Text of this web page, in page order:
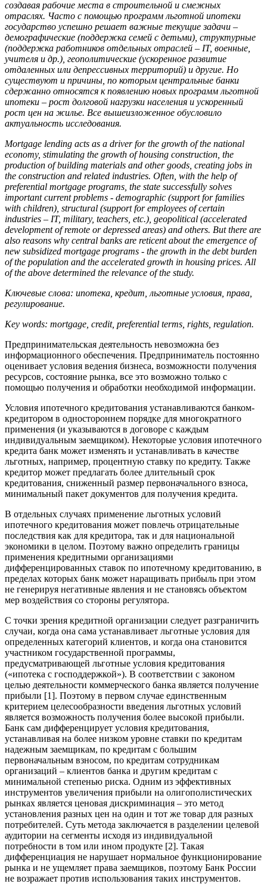
создавая рабочие места в строительной и смежных
отраслях. Часто с помощью программ льготной ипотеки
государство успешно решает важные текущие задачи –
демографические (поддержка семей с детьми), структурные
(поддержка работников отдельных отраслей – IT, военные,
учителя и др.), геополитические (ускоренное развитие
отдаленных или депрессивных территорий) и другие. Но
существуют и причины, по которым центральные банки
сдержанно относятся к появлению новых программ льготной
ипотеки – рост долговой нагрузки населения и ускоренный
рост цен на жилье. Все вышеизложенное обусловило
актуальность исследования.
Mortgage lending acts as a driver for the growth of the national
economy, stimulating the growth of housing construction, the
production of building materials and other goods, creating jobs in
the construction and related industries. Often, with the help of
preferential mortgage programs, the state successfully solves
important current problems - demographic (support for families
with children), structural (support for employees of certain
industries – IT, military, teachers, etc.), geopolitical (accelerated
development of remote or depressed areas) and others. But there are
also reasons why central banks are reticent about the emergence of
new subsidized mortgage programs - the growth in the debt burden
of the population and the accelerated growth in housing prices. All
of the above determined the relevance of the study.
Ключевые слова: ипотека, кредит, льготные условия, права,
регулирование.
Key words: mortgage, credit, preferential terms, rights, regulation.
Предпринимательская деятельность невозможна без
информационного обеспечения. Предприниматель постоянно
оценивает условия ведения бизнеса, возможности получения
ресурсов, состояние рынка, все это возможно только с
помощью получения и обработки необходимой информации.
Условия ипотечного кредитования устанавливаются банком-
кредитором в одностороннем порядке для многократного
применения (и указываются в договоре с каждым
индивидуальным заемщиком). Некоторые условия ипотечного
кредита банк может изменять и устанавливать в качестве
льготных, например, процентную ставку по кредиту. Также
кредитор может предлагать более длительный срок
кредитования, сниженный размер первоначального взноса,
минимальный пакет документов для получения кредита.
В отдельных случаях применение льготных условий
ипотечного кредитования может повлечь отрицательные
последствия как для кредитора, так и для национальной
экономики в целом. Поэтому важно определить границы
применения кредитными организациями
дифференцированных ставок по ипотечному кредитованию, в
пределах которых банк может наращивать прибыль при этом
не генерируя негативные явления и не становясь объектом
мер воздействия со стороны регулятора.
С точки зрения кредитной организации следует разграничить
случаи, когда она сама устанавливает льготные условия для
определенных категорий клиентов, и когда она становится
участником государственной программы,
предусматривающей льготные условия кредитования
(«ипотека с господдержкой»). В соответствии с законом
целью деятельности коммерческого банка является получение
прибыли [1]. Поэтому в первом случае единственным
критерием целесообразности введения льготных условий
является возможность получения более высокой прибыли.
Банк сам дифференцирует условия кредитования,
устанавливая на более низком уровне ставки по кредитам
надежным заемщикам, по кредитам с большим
первоначальным взносом, по кредитам сотрудникам
организаций – клиентов банка и другим кредитам с
минимальной степенью риска. Одним из эффективных
инструментов увеличения прибыли на олигополистических
рынках является ценовая дискриминация – это метод
установления разных цен на один и тот же товар для разных
потребителей. Суть метода заключается в разделении целевой
аудитории на сегменты исходя из индивидуальной
потребности в том или ином продукте [2]. Такая
дифференциация не нарушает нормальное функционирование
рынка и не ущемляет права заемщиков, поэтому Банк России
не возражает против использования таких инструментов.